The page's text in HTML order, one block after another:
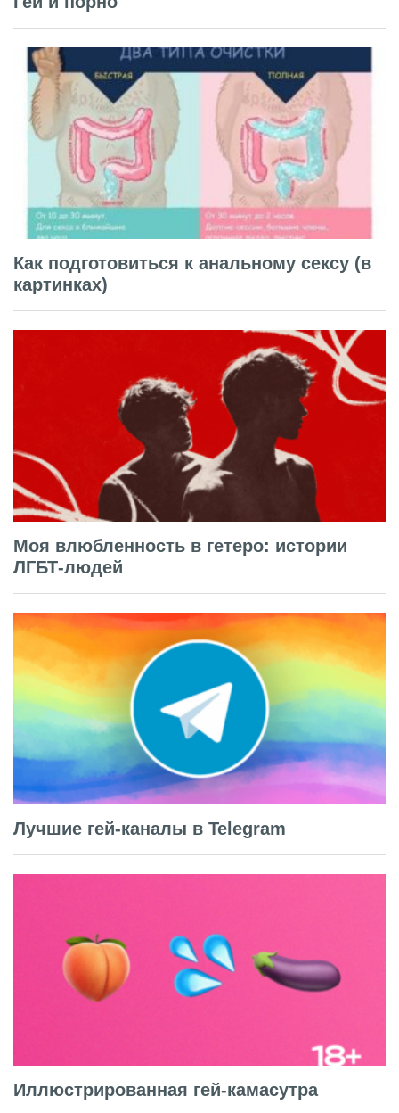
Как подготовиться к анальному сексу (в
картинках)
Моя влюбленность в гетеро: истории
ЛГБТ-людей
Лучшие гей-каналы в Telegram
Иллюстрированная гей-камасутра